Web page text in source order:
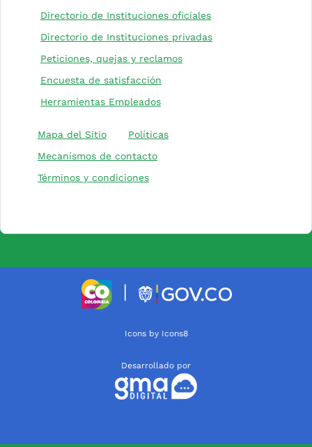
Directorio de Instituciones oficiales(Este enlace abrirá
Directorio de Instituciones privadas(Este enlace abrirá
Peticiones, quejas y reclamos(Este enlace abrirá una
Encuesta de satisfacción
Herramientas Empleados
Mapa del Sitio Políticas(Este enlace abrirá una
Mecanísmos de contacto
Términos y condiciones
(Este enlace abrirá una nueva
|
Icons by Icons8(Este enlace abrirá una nueva
Desarrollado por
(Este enlace abrirá